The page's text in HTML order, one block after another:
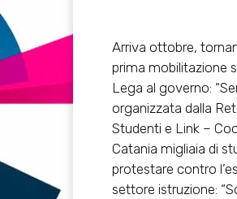
Arriva ottobre,
prima mobilitazione
Lega al governo:
organizzata dalla
Studenti e Link –
Catania migliaia di
protestare contro
settore istruzione: